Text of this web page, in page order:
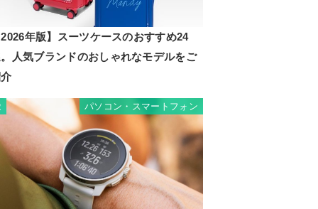
年版】スーツケースのおすすめ24
人気ブランドのおしゃれなモデルをご
パソコン・スマートフォン